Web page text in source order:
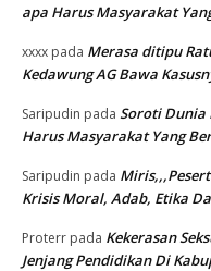
apa Harus Masyarakat
xxxx pada Merasa ditipu
Kedawung AG Bawa
Saripudin pada Soroti Dunia
Harus Masyarakat Yang
Saripudin pada
Krisis Moral, Adab, Etika
Proterr pada Kekerasan
Jenjang Pendidikan Di